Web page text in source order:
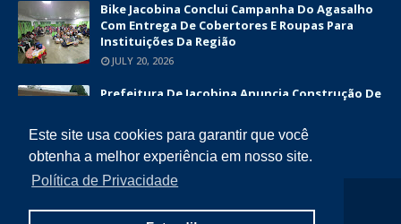
Este site usa cookies para garantir que você
obtenha a melhor experiência em nosso site.
Política de Privacidade
Bike Jacobina Conclui Campanha Do Agasalho
Com Entrega De Cobertores E Roupas Para
Instituições Da Região
JULY 20, 2026
Prefeitura De Jacobina Anuncia Construção De
Superior A R$ 1,7 Milhão
JUNE 12, 2026